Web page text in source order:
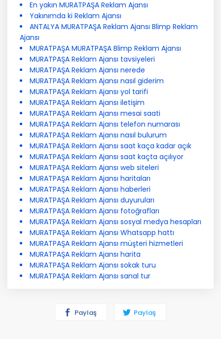
En yakın MURATPAŞA Reklam Ajansı
Yakınımda ki Reklam Ajansı
ANTALYA MURATPAŞA Reklam Ajansı Blimp Reklam
Ajansı
MURATPAŞA MURATPAŞA Blimp Reklam Ajansı
MURATPAŞA Reklam Ajansı tavsiyeleri
MURATPAŞA Reklam Ajansı nerede
MURATPAŞA Reklam Ajansı nasıl giderim
MURATPAŞA Reklam Ajansı yol tarifi
MURATPAŞA Reklam Ajansı iletişim
MURATPAŞA Reklam Ajansı mesai saati
MURATPAŞA Reklam Ajansı telefon numarası
MURATPAŞA Reklam Ajansı nasıl bulurum
MURATPAŞA Reklam Ajansı saat kaça kadar açık
MURATPAŞA Reklam Ajansı saat kaçta açılıyor
MURATPAŞA Reklam Ajansı web siteleri
MURATPAŞA Reklam Ajansı haritaları
MURATPAŞA Reklam Ajansı haberleri
MURATPAŞA Reklam Ajansı duyuruları
MURATPAŞA Reklam Ajansı fotoğrafları
MURATPAŞA Reklam Ajansı sosyal medya hesapları
MURATPAŞA Reklam Ajansı Whatsapp hattı
MURATPAŞA Reklam Ajansı müşteri hizmetleri
MURATPAŞA Reklam Ajansı harita
MURATPAŞA Reklam Ajansı sokak turu
MURATPAŞA Reklam Ajansı sanal tur
Paylaş Paylaş